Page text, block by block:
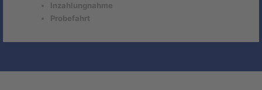
Inzahlungnahme
Probefahrt